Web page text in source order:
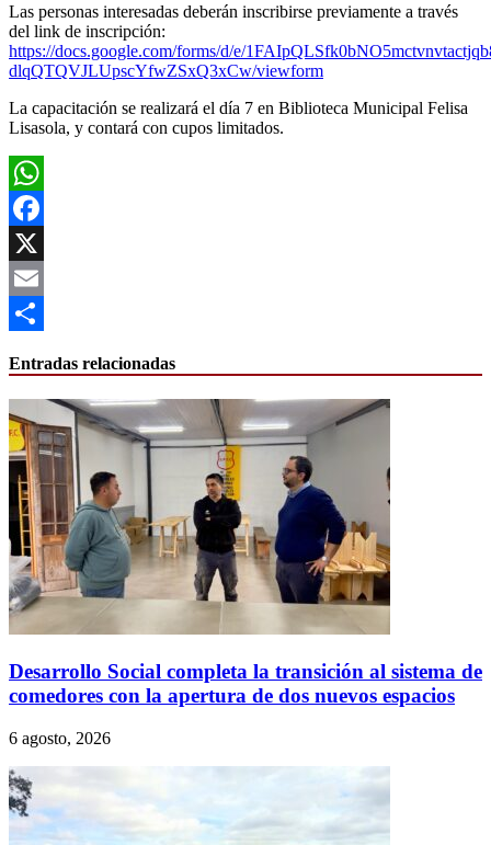
Las personas interesadas deberán inscribirse previamente a través
del link de inscripción:
https://docs.google.com/forms/d/e/
dlqQTQVJLUpscYfwZSxQ3xCw/viewform
La capacitación se realizará el día 7 en Biblioteca Municipal Felisa
Lisasola, y contará con cupos limitados.
WhatsApp
Facebook
X
Email
Entradas relacionadas
Desarrollo Social completa la transición al sistema de
comedores con la apertura de dos nuevos espacios
6 agosto, 2026